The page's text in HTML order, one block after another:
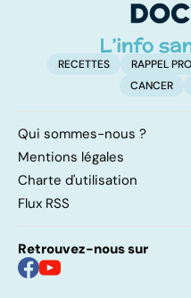
RECETTES RAPPEL
CANCER
Qui sommes-nous ?
Mentions légales
Charte d'utilisation
Flux RSS
Retrouvez-nous sur